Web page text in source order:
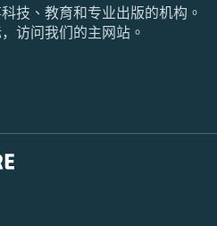
技、教育和专业出版的机构。
访问我们的主网站。